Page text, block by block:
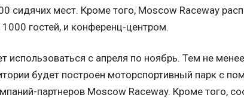
сидячих мест. Кроме того, Moscow Raceway
гостей, и конференц-центром.
использоваться с апреля по ноябрь. Тем не
будет построен моторспортивный парк с
партнеров Moscow Raceway. Кроме того,